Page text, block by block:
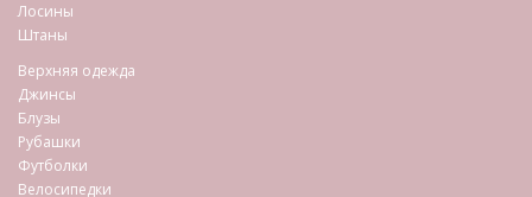
Лосины
Штаны
Верхняя одежда
Джинсы
Блузы
Рубашки
Футболки
Велосипедки